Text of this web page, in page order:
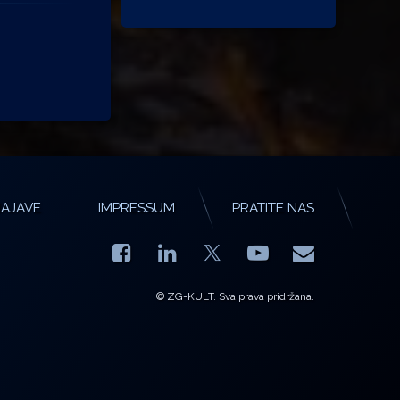
IMPRESSUM PRATITE NAS
Facebook
LinkedIn YouTube
E-mail
© ZG-KULT. Sva prava pridržana.